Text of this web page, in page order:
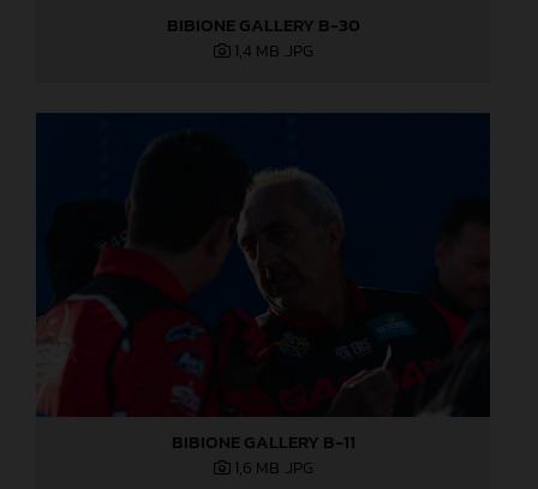
BIBIONE GALLERY B-30
1,4 MB .JPG
BIBIONE GALLERY B-11
1,6 MB .JPG